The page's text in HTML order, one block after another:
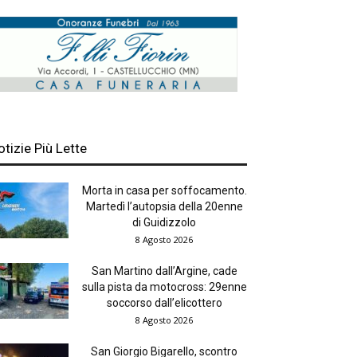
Più Lette
Morta in casa per soffocamento.
Martedì l’autopsia della 20enne
di Guidizzolo
8 Agosto 2026
San Martino dall’Argine, cade
sulla pista da motocross: 29enne
soccorso dall’elicottero
8 Agosto 2026
San Giorgio Bigarello, scontro